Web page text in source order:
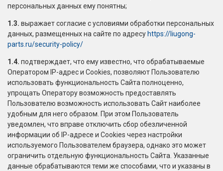
персональных данных ему понятны;
1.3. выражает согласие с условиями обработки персональных
данных, размещенных на сайте по адресу https://liugong-
parts.ru/security-policy/
1.4. подтверждает, что ему известно, что обрабатываемые
Оператором IP-адрес и Cookies, позволяют Пользователю
использовать функциональность Сайта полноценно,
упрощать Оператору возможность предоставлять
Пользователю возможность использовать Сайт наиболее
удобным для него образом. При этом Пользователь
уведомлен, что вправе отключить сбор обезличенной
информации об IP-адресе и Cookies через настройки
используемого Пользователем браузера, однако это может
ограничить отдельную функциональность Сайта. Указанные
данные обрабатываются теми же способами, что и указаны в